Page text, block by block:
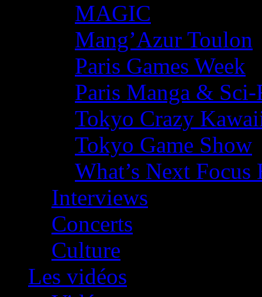
MAGIC
Mang’Azur Toulon
Paris Games Week
Paris Manga &
Tokyo Crazy
Tokyo Game Show
What’s Next
Interviews
Concerts
Culture
Les vidéos